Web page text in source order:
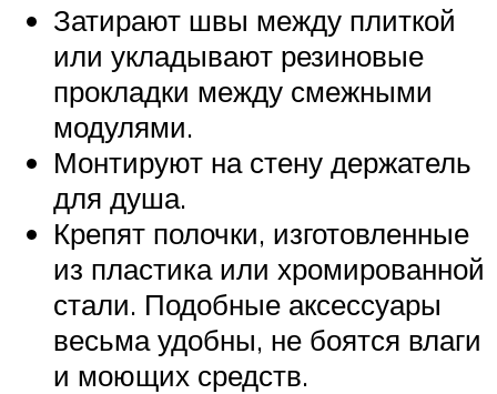
Затирают швы между плиткой
или укладывают резиновые
прокладки между смежными
модулями.
Монтируют на стену держатель
для душа.
Крепят полочки, изготовленные
из пластика или хромированной
стали. Подобные аксессуары
весьма удобны, не боятся влаги
и моющих средств.